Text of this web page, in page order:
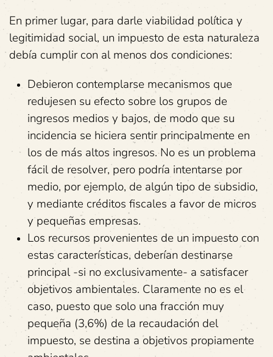
En primer lugar, para darle viabilidad política y
legitimidad social, un impuesto de esta naturaleza
debía cumplir con al menos dos condiciones:
Debieron contemplarse mecanismos que
redujesen su efecto sobre los grupos de
ingresos medios y bajos, de modo que su
incidencia se hiciera sentir principalmente en
los de más altos ingresos. No es un problema
fácil de resolver, pero podría intentarse por
medio, por ejemplo, de algún tipo de subsidio,
y mediante créditos fiscales a favor de micros
y pequeñas empresas.
Los recursos provenientes de un impuesto con
estas características, deberían destinarse
principal -si no exclusivamente- a satisfacer
objetivos ambientales. Claramente no es el
caso, puesto que solo una fracción muy
pequeña (3,6%) de la recaudación del
impuesto, se destina a objetivos propiamente